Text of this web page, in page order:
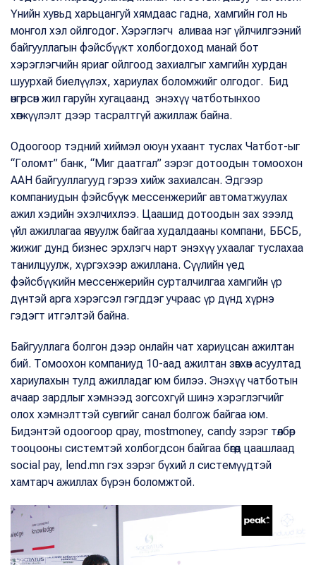
Үнийн хувьд харьцангуй хямдаас гадна, хамгийн гол нь
монгол хэл ойлгодог. Хэрэглэгч аливаа нэг үйлчилгээний
байгууллагын фэйсбүүкт холбогдоход манай бот
хэрэглэгчийн яриаг ойлгоод захиалгыг хамгийн хурдан
шуурхай биелүүлэх, хариулах боломжийг олгодог. Бид
өнгөрсөн жил гаруйн хугацаанд энэхүү чатботынхоо
хөгжүүлэлт дээр тасралтгүй ажиллаж байна.
Одоогоор тэдний хиймэл оюун ухаант туслах Чатбот-ыг
“Голомт” банк, “Миг даатгал” зэрэг дотоодын томоохон
ААН байгууллагууд гэрээ хийж захиалсан. Эдгээр
компаниудын фэйсбүүк мессенжерийг автоматжуулах
ажил хэдийн эхэлчихлээ. Цаашид дотоодын зах зээлд
үйл ажиллагаа явуулж байгаа худалдааны компани, ББСБ,
жижиг дунд бизнес эрхлэгч нарт энэхүү ухаалаг туслахаа
танилцуулж, хүргэхээр ажиллана. Сүүлийн үед
фэйсбүүкийн мессенжерийн сурталчилгаа хамгийн үр
дүнтэй арга хэрэгсэл гэгддэг учраас үр дүнд хүрнэ
гэдэгт итгэлтэй байна.
Байгууллага болгон дээр онлайн чат хариуцсан ажилтан
бий. Томоохон компаниуд 10-аад ажилтан зөвхөн асуултад
хариулахын тулд ажилладаг юм билээ. Энэхүү чатботын
ачаар зардлыг хэмнээд зогсохгүй шинэ хэрэглэгчийг
олох хэмнэлттэй сувгийг санал болгож байгаа юм.
Бидэнтэй одоогоор qpay, mostmoney, candy зэрэг төлбөр
тооцооны системтэй холбогдсон байгаа бөгөөд цаашлаад
social pay, lend.mn гэх зэрэг бүхий л системүүдтэй
хамтарч ажиллах бүрэн боломжтой.